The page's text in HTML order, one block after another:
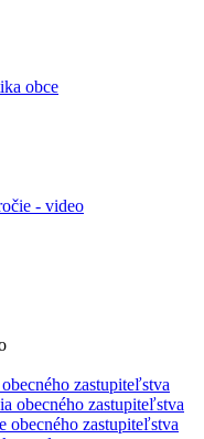
obce
- video
zastupiteľstva
obecného zastupiteľstva
obecného zastupiteľstva